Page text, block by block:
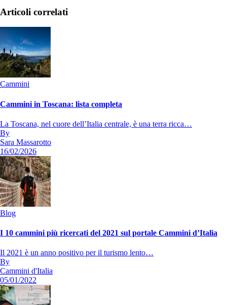
Articoli correlati
Cammini
Cammini in Toscana: lista completa
La Toscana, nel cuore dell’Italia centrale, è una terra ricca…
By
Sara Massarotto
16/02/2026
Blog
I 10 cammini più ricercati del 2021 sul portale Cammini d’Italia
Il 2021 è un anno positivo per il turismo lento…
By
Cammini d'Italia
05/01/2022